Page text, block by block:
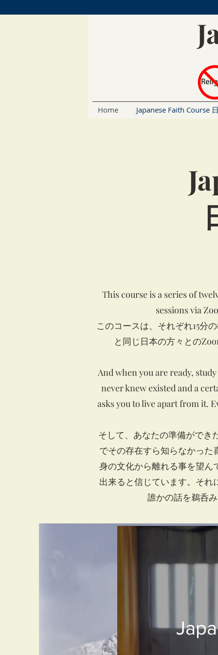
Home Japanese Faith Course
This course is a series of
sessions via
このコースは、それぞれ15分
と同じ日本の方々との
And when you are ready,
never knew existed and a
asks you to live apart from it.
そして、あなたの準備ができ
でその存在すら知らなかっ
身の文化から離れる事を望ん
出来ると信じています。そ
誰かの話を鵜呑